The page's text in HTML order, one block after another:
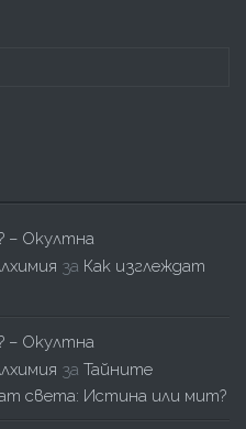
– Окултна
за Как изглеждат
– Окултна
за Тайните
света: Истина или мит?